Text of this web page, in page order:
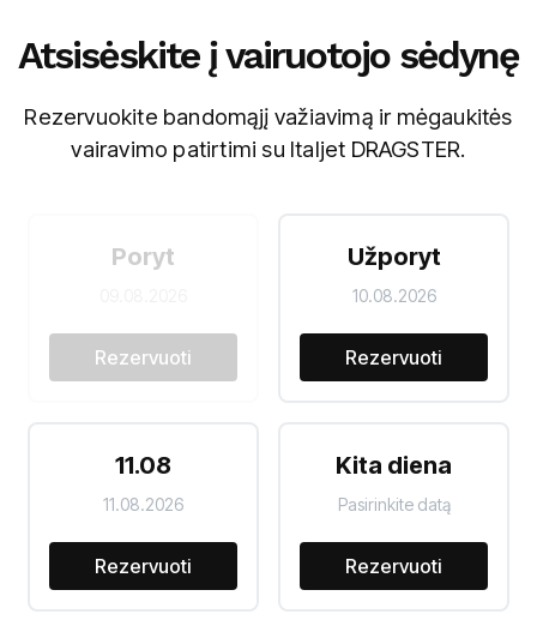
Atsisėskite į vairuotojo sėdynę
Rezervuokite bandomąjį važiavimą ir mėgaukitės
vairavimo patirtimi su Italjet DRAGSTER.
Poryt
Rezervuoti
Užporyt
10.08.2026
Rezervuoti
11.08
11.08.2026
Rezervuoti
Kita diena
Pasirinkite datą
Rezervuoti